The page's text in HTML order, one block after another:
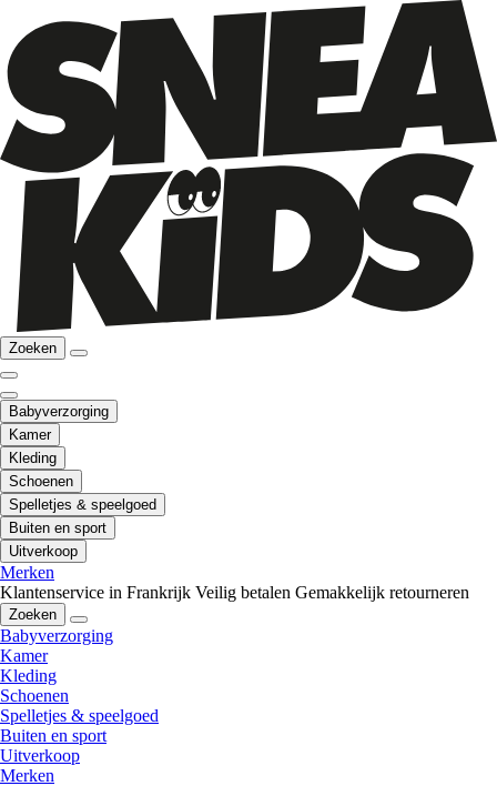
Zoeken
Babyverzorging
Kamer
Kleding
Schoenen
Spelletjes & speelgoed
Buiten en sport
Uitverkoop
Merken
Klantenservice in Frankrijk Veilig betalen Gemakkelijk retourneren
Zoeken
Babyverzorging
Kamer
Kleding
Schoenen
Spelletjes & speelgoed
Buiten en sport
Uitverkoop
Merken